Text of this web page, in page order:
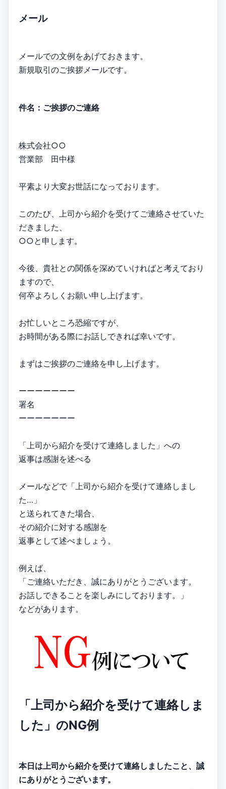
メール
メールでの文例をあげておきます。
新規取引のご挨拶メールです。
件名：ご挨拶のご連絡
株式会社○○
営業部 田中様
平素より大変お世話になっております。
このたび、上司から紹介を受けてご連絡させていた
だきました、
○○と申します。
今後、貴社との関係を深めていければと考えており
ますので、
何卒よろしくお願い申し上げます。
お忙しいところ恐縮ですが、
お時間がある際にお話しできれば幸いです。
まずはご挨拶のご連絡を申し上げます。
ーーーーーーー
署名
ーーーーーーー
「上司から紹介を受けて連絡しました」への
返事は感謝を述べる
メールなどで「上司から紹介を受けて連絡しまし
た…」
と送られてきた場合、
その紹介に対する感謝を
返事として述べましょう。
例えば、
「ご連絡いただき、誠にありがとうございます。
お話しできることを楽しみにしております。」
などがあります。
「上司から紹介を受けて連絡しま
した」のNG例
本日は上司から紹介を受けて連絡しましたこと、誠
にありがとうございます。